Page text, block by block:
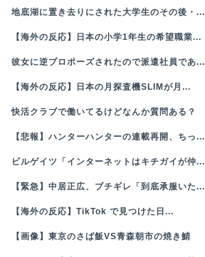
地底湖に置き去りにされた大学生のその後・...
【海外の反応】日本の小学1年生の希望職業...
彼女に逆プロポーズされたので派遣社員であ...
【海外の反応】日本の月探査機SLIMが月...
快活クラブで働いてるけどなんか質問ある？
【悲報】ハンターハンターの連載再開、ちっ...
ビルゲイツ「インターネットはキチガイが仲...
【緊急】中居正広、ブチギレ「到底承服いた...
【海外の反応】TikTok で見つけた日...
【画像】東京のさば飯VS青森朝市の焼き鯖